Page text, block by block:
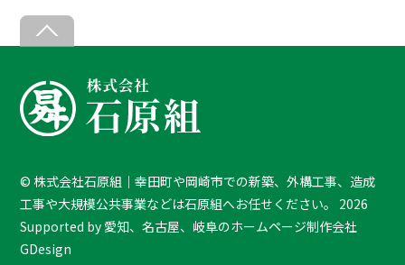
B
c
k
T
o
p
©株式会社石原組｜幸田町や岡崎市での新築、外構工事、造成
工事や大規模公共事業などは石原組へお任せください。
2026
Supported by 愛知、名古屋、岐阜のホームページ制作会社
GDesign